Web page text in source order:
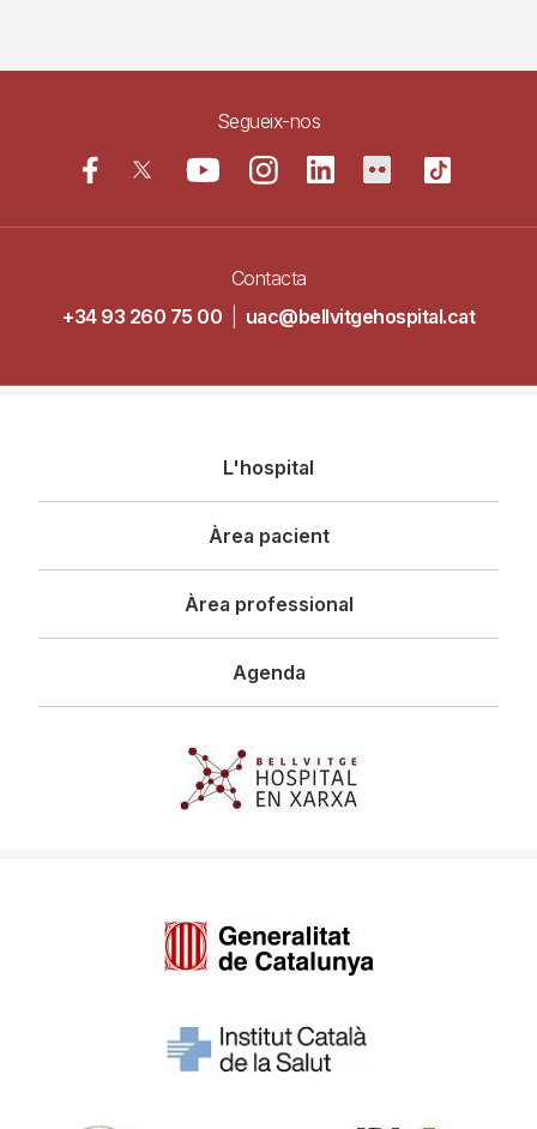
Segueix-nos
Contacta
+34 93 260 75 00
uac@bellvitgehospital.cat
principal
L'hospital
Àrea pacient
Àrea professional
Agenda